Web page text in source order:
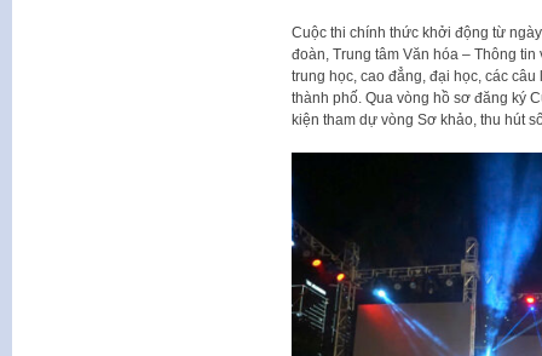
Cuộc thi chính thức khởi động từ
đoàn, Trung tâm Văn hóa – Thông
trung học, cao đẳng, đại học, các
thành phố. Qua vòng hồ sơ đăng ký
kiện tham dự vòng Sơ khảo, thu hút